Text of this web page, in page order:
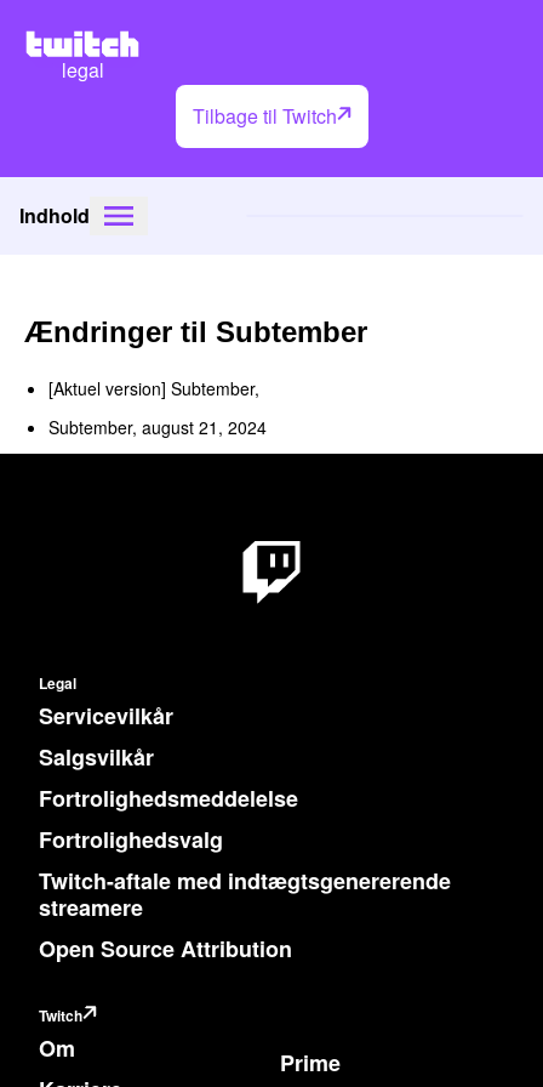
legal
Tilbage til Twitch
Indhold
Ændringer til Subtember
[Aktuel version] Subtember,
Subtember, august 21, 2024
Legal
Servicevilkår
Salgsvilkår
Fortrolighedsmeddelelse
Fortrolighedsvalg
Twitch-aftale med indtægtsgenererende
streamere
Open Source Attribution
Twitch
Om
Prime